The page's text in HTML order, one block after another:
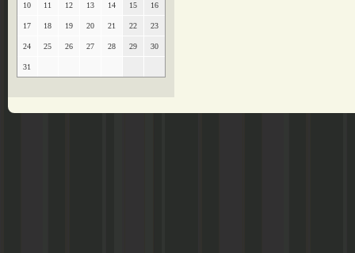
10 11 12 13 14 15 16
17 18 19 20 21 22 23
24 25 26 27 28 29 30
31